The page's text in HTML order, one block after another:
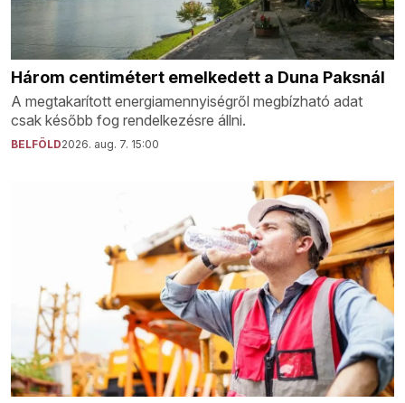
Három centimétert emelkedett a Duna Paksnál
A megtakarított energiamennyiségről megbízható adat
csak később fog rendelkezésre állni.
BELFÖLD2026. aug. 7. 15:00